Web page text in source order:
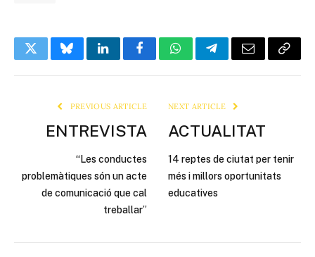
TwitterBlueskyLinkedInFacebookWhatsAppTelegramEmail Copy
PREVIOUS ARTICLE
ENTREVISTA
“Les conductes
problemàtiques són un acte
de comunicació que cal
treballar”
NEXT ARTICLE
ACTUALITAT
14 reptes de ciutat per tenir
més i millors oportunitats
educatives